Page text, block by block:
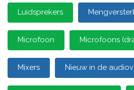
Luidsprekers
Microfoon Microfoons
Mixers Nieuw in de